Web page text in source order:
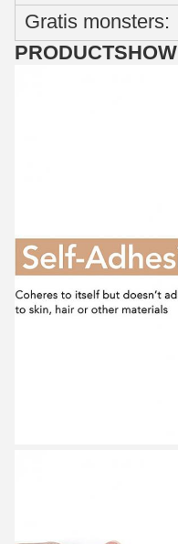
Gratis monsters:
PRODUCTSHOW